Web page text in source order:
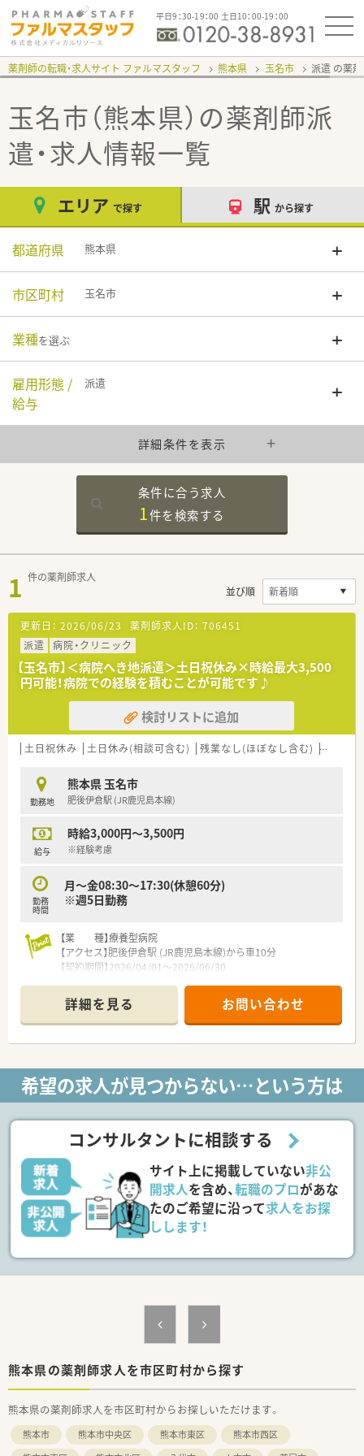
平日9：30-19：00 土日10：00-19：00
薬剤師の転職・求人サイト ファルマスタッフ 熊本県 玉名市 派遣
玉名市（熊本県） の薬剤師派
遣・求人情報一覧
エリア で探す 駅 から探す
都道府県 熊本県
市区町村 玉名市
業種を選ぶ
雇用形態 /
給与
派遣
詳細条件を表示
条件に合う求人
1件を検索する
1 件の薬剤師求人
並び順
更新日： 2026/06/23 薬剤師求人ID： 706451
派遣
病院・クリニック
【玉名市】＜病院へき地派遣＞土日祝休み×時給最大3,500
円可能！病院での経験を積むことが可能です♪
検討リストに追加
土日祝休み 土日休み(相談可含む) 残業なし(ほぼなし含む) 車通勤
勤務地
熊本県 玉名市
肥後伊倉駅 (JR鹿児島本線)
給与
時給3,000円～3,500円
※経験考慮
勤務
時間
月～金08:30～17:30(休憩60分)
※週5日勤務
【業 種】療養型病院
【アクセス】肥後伊倉駅 (JR鹿児島本線)から車10分
【契約期間】2026/04/01～2026/06/30
【勤務時間】
月～金08:30～17:30(休憩60分)
※週5日勤務
【診療科目】内科,呼吸器科,循環器科,消化器科神経内科、歯科
薬剤師:常勤1名、パート3名
助手:3名
<老健施設>
********************************
＼手厚いサポートが魅力のファルマスタッフ／
■万全のサポート体制：2名体制で担当がつきしっかりサポート！
■各種保険を完備：社会保険(週20時間以上)/雇用保険/薬剤師賠
償責任保険
■充実の休暇制度：有給休暇(6ヶ月以上勤務)、夏季休暇、慶弔休
暇など
ご希望条件に合わせて求人をお探しします！
まずはお気軽にお問い合わせください。
詳細を見る お問い合わせ
希望の求人が見つからない…という方は
コンサルタントに相談する
サイト上に掲載していない非公
開求人を含め、転職のプロがあな
たのご希望に沿って求人をお探
しします！
熊本県の薬剤師求人を市区町村から探す
熊本県の薬剤師求人を市区町村からお探しいただけます。
熊本市 熊本市中央区 熊本市東区
熊本市西区